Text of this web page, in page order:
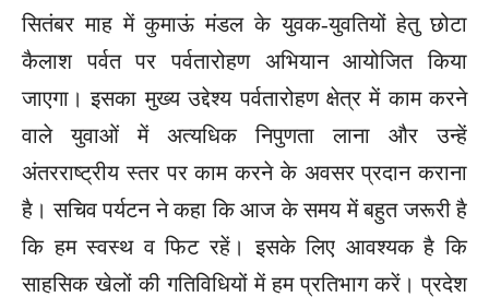
सितंबर माह में कुमाऊं मंडल के युवक-युवतियों हेतु छोटा
कैलाश पर्वत पर पर्वतारोहण अभियान आयोजित किया
जाएगा। इसका मुख्य उद्देश्य पर्वतारोहण क्षेत्र में काम करने
वाले युवाओं में अत्‍यधिक निपुणता लाना और उन्हें
अंतरराष्ट्रीय स्तर पर काम करने के अवसर प्रदान कराना
है। सचिव पर्यटन ने कहा कि आज के समय में बहुत जरूरी है
कि हम स्वस्थ व फिट रहें। इसके लिए आवश्यक है कि
साहसिक खेलों की गतिविधियों में हम प्रतिभाग करें। प्रदेश